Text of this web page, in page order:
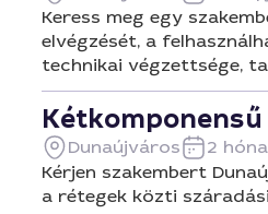
Keress meg egy
elvégzését, a
technikai végzettsége,
Dunaújváros
2
Kérjen szakembert
a rétegek közti